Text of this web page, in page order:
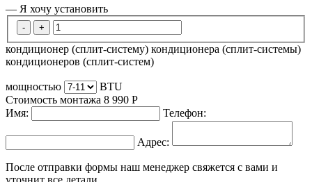
— Я хочу установить
- +
кондиционер (сплит-систему) кондиционера (сплит-системы)
кондиционеров (сплит-систем)
мощностью
BTU
Стоимость монтажа 8 990 Р
Имя:
Телефон:
Адрес:
После отправки формы наш менеджер свяжется с вами и